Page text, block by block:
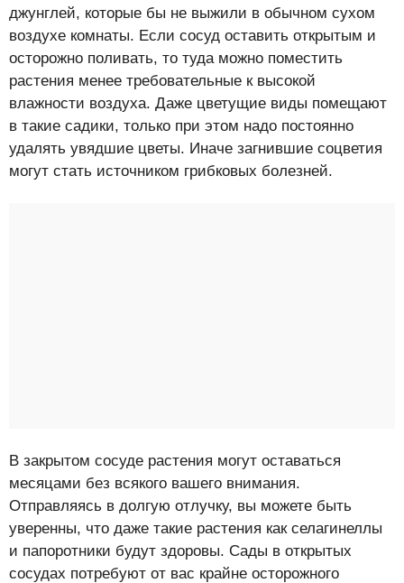
джунглей, которые бы не выжили в обычном сухом
воздухе комнаты. Если сосуд оставить открытым и
осторожно поливать, то туда можно поместить
растения менее требовательные к высокой
влажности воздуха. Даже цветущие виды помещают
в такие садики, только при этом надо постоянно
удалять увядшие цветы. Иначе загнившие соцветия
могут стать источником грибковых болезней.
В закрытом сосуде растения могут оставаться
месяцами без всякого вашего внимания.
Отправляясь в долгую отлучку, вы можете быть
уверенны, что даже такие растения как селагинеллы
и папоротники будут здоровы. Сады в открытых
сосудах потребуют от вас крайне осторожного